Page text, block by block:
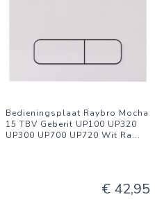
Bedieningsplaat Raybro Mocha
15 TBV Geberit UP100 UP320
UP300 UP700 UP720 Wit Ra...
€ 42,95